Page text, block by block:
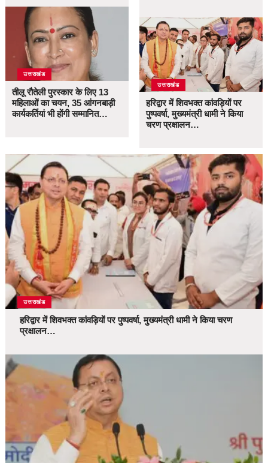
उत्तराखंड
तीलू रौतेली पुरस्कार के लिए 13
महिलाओं का चयन, 35 आंगनबाड़ी
कार्यकर्तियां भी होंगी सम्मानित…
उत्तराखंड
हरिद्वार में शिवभक्त कांवड़ियों पर
पुष्पवर्षा, मुख्यमंत्री धामी ने किया
चरण प्रक्षालन…
उत्तराखंड
हरिद्वार में शिवभक्त कांवड़ियों पर पुष्पवर्षा, मुख्यमंत्री धामी ने किया चरण
प्रक्षालन…